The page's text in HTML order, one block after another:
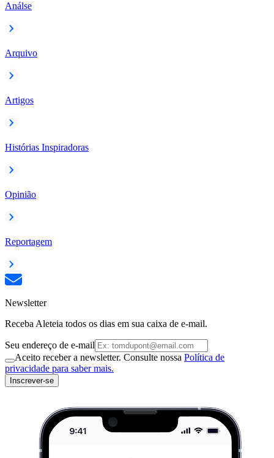
Análse
Arquivo
Artigos
Histórias Inspiradoras
Opinião
Reportagem
Newsletter
Receba Aleteia todos os dias em sua caixa de e-mail.
Seu endereço de e-mail
Aceito receber a newsletter. Consulte nossa Política de
privacidade para saber mais.
Inscrever-se